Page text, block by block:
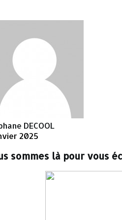
DECOOL
2025
sommes là pour vous